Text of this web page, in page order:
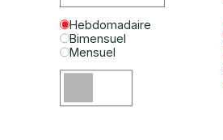
Hebdomadaire
Bimensuel
Mensuel